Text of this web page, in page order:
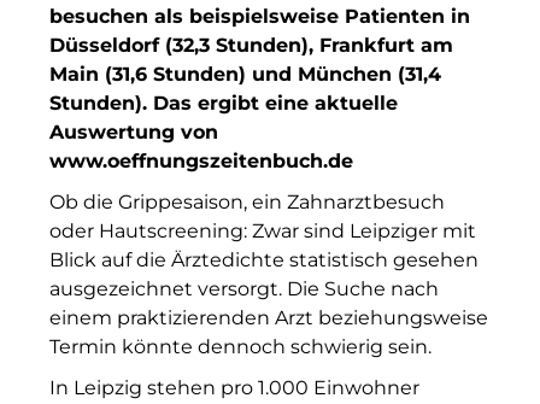
Gemeinde Hallbergmoos
Gemeinde Taufkirchen
Gesangskollektiv Michael Ritter
H2Global
Hallberger Kultursommer
HERZOG MAX
Hausbank München
besuchen als beispielsweise Patienten in
Düsseldorf (32,3 Stunden), Frankfurt am
Main (31,6 Stunden) und München (31,4
Stunden). Das ergibt eine aktuelle
Auswertung von
www.oeffnungszeitenbuch.de
Ob die Grippesaison, ein Zahnarztbesuch
oder Hautscreening: Zwar sind Leipziger mit
Blick auf die Ärztedichte statistisch gesehen
ausgezeichnet versorgt. Die Suche nach
einem praktizierenden Arzt beziehungsweise
Termin könnte dennoch schwierig sein.
In Leipzig stehen pro 1.000 Einwohner